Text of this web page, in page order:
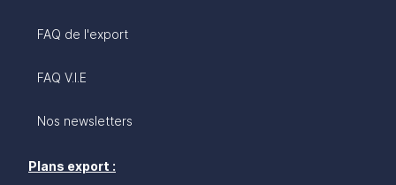
FAQ de l'export
FAQ V.I.E
Nos newsletters
Plans export :